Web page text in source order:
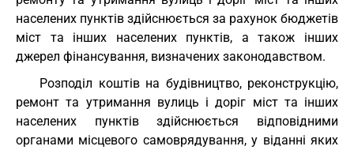
населених пунктів здійснюється за рахунок бюджетів
міст та інших населених пунктів, а також інших
джерел фінансування, визначених законодавством.
Розподіл коштів на будівництво, реконструкцію,
ремонт та утримання вулиць і доріг міст та інших
населених пунктів здійснюється відповідними
органами місцевого самоврядування, у віданні яких